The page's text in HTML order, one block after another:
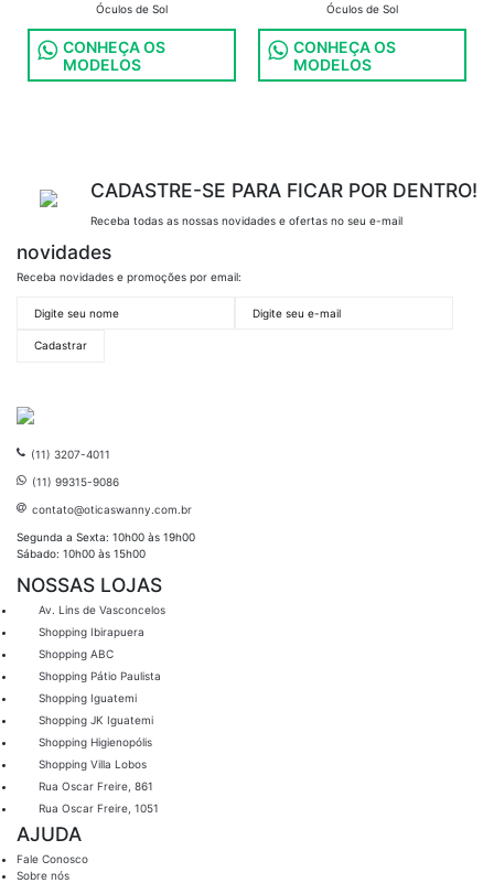
Óculos de Sol
CONHEÇA OS
MODELOS
Óculos de Sol
CONHEÇA OS
MODELOS
CADASTRE-SE PARA FICAR POR DENTRO!
Receba todas as nossas novidades e ofertas no seu e-mail
novidades
Receba novidades e promoções por email:
(11) 3207-4011
(11) 99315-9086
contato@oticaswanny.com.br
Segunda a Sexta: 10h00 às 19h00
Sábado: 10h00 às 15h00
NOSSAS LOJAS
Av. Lins de Vasconcelos
Shopping Ibirapuera
Shopping ABC
Shopping Pátio Paulista
Shopping Iguatemi
Shopping JK Iguatemi
Shopping Higienopólis
Shopping Villa Lobos
Rua Oscar Freire, 861
Rua Oscar Freire, 1051
AJUDA
Fale Conosco
Sobre nós